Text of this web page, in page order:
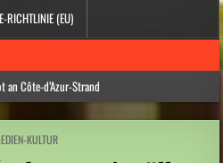
RICHTLINIE (EU)
Côte-d’Azur-Strand
in Düsseldorf auf 15 Zentimeter
KULTUR